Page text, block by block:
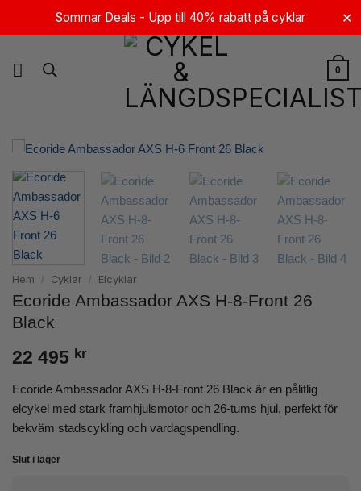
Sommar Deals - Upp till 40% rabatt på cyklar ✕
0
Hem / Cyklar / Elcyklar
Ecoride Ambassador AXS H-8-Front 26
Black
22 495 kr
Ecoride Ambassador AXS H-8-Front 26 Black är en pålitlig
elcykel med stark framhjulsmotor och 26-tums hjul, perfekt för
bekväm stadscykling och vardagspendling.
Slut i lager